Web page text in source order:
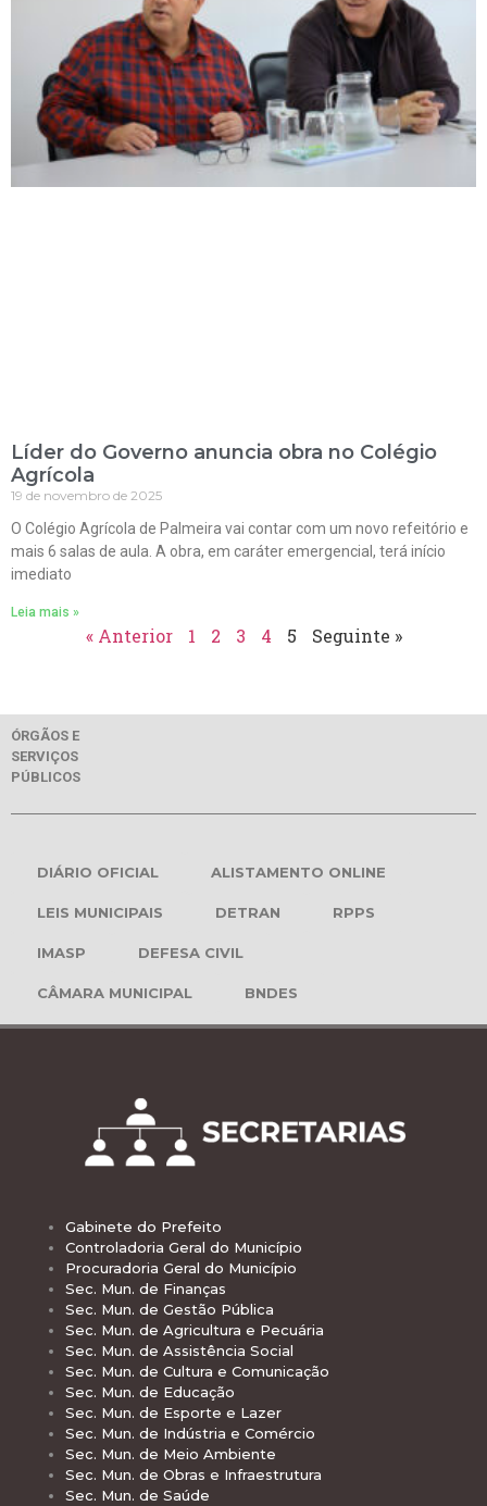
Líder do Governo anuncia obra no Colégio
Agrícola
19 de novembro de 2025
O Colégio Agrícola de Palmeira vai contar com um novo refeitório e
mais 6 salas de aula. A obra, em caráter emergencial, terá início
imediato
Leia mais »
« Anterior 1 2 3 4 5 Seguinte »
ÓRGÃOS E
SERVIÇOS
PÚBLICOS
DIÁRIO OFICIAL ALISTAMENTO ONLINE
LEIS MUNICIPAIS DETRAN RPPS
IMASP DEFESA CIVIL
CÂMARA MUNICIPAL BNDES
Gabinete do Prefeito
Controladoria Geral do Município
Procuradoria Geral do Município
Sec. Mun. de Finanças
Sec. Mun. de Gestão Pública
Sec. Mun. de Agricultura e Pecuária
Sec. Mun. de Assistência Social
Sec. Mun. de Cultura e Comunicação
Sec. Mun. de Educação
Sec. Mun. de Esporte e Lazer
Sec. Mun. de Indústria e Comércio
Sec. Mun. de Meio Ambiente
Sec. Mun. de Obras e Infraestrutura
Sec. Mun. de Saúde